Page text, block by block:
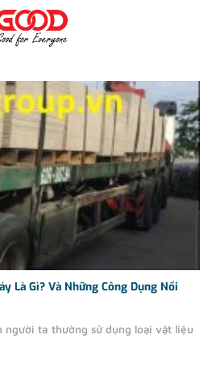
Là Gì? Và Những Công Dụng Nổi
người ta thường sử dụng loại vật liệu